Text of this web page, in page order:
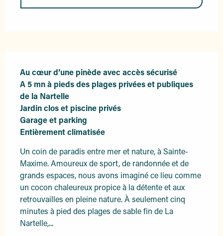
Au cœur d’une pinède avec accès sécurisé
A 5 mn à pieds des plages privées et publiques
de la Nartelle
Jardin clos et piscine privés
Garage et parking
Entièrement climatisée
Un coin de paradis entre mer et nature, à Sainte-
Maxime. Amoureux de sport, de randonnée et de
grands espaces, nous avons imaginé ce lieu comme
un cocon chaleureux propice à la détente et aux
retrouvailles en pleine nature. À seulement cinq
minutes à pied des plages de sable fin de La
Nartelle,...